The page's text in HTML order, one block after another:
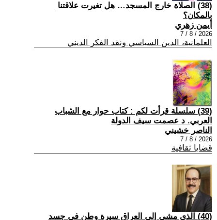
(38) الصلاة خارج المسجد… هل تغيرت علاقتنا
بالمكان؟
أيمن زهري
2026 / 8 / 7
العلمانية، الدين السياسي ونقد الفكر الديني
(39) سلسلة قرأت لكم : كتاب حوار مع الشباب
العربي. د عصمت سيف الدولة
الناصر خشيني
2026 / 8 / 7
قضايا ثقافية
(40) الذي مشى إلى العراق سيرة وطن في جسد